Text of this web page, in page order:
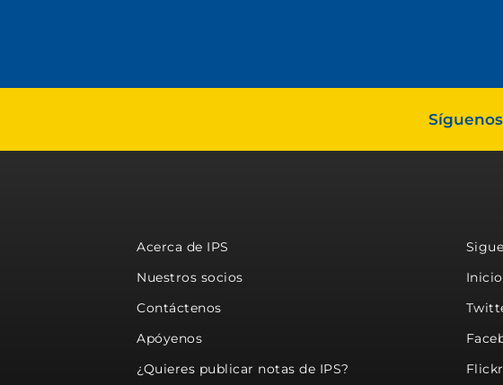
Acerca de IPS
Nuestros socios
Contáctenos
Apóyenos
¿Quieres publicar notas de IPS?
Inicio
Flickr